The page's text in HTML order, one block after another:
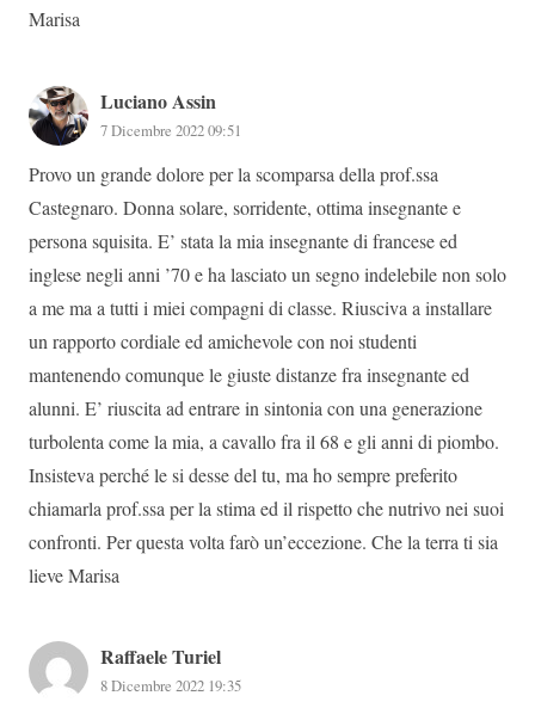
Marisa
Luciano Assin
7 Dicembre 2022 09:51
Provo un grande dolore per la scomparsa della prof.ssa
Castegnaro. Donna solare, sorridente, ottima insegnante e
persona squisita. E’ stata la mia insegnante di francese ed
inglese negli anni ’70 e ha lasciato un segno indelebile non solo
a me ma a tutti i miei compagni di classe. Riusciva a installare
un rapporto cordiale ed amichevole con noi studenti
mantenendo comunque le giuste distanze fra insegnante ed
alunni. E’ riuscita ad entrare in sintonia con una generazione
turbolenta come la mia, a cavallo fra il 68 e gli anni di piombo.
Insisteva perché le si desse del tu, ma ho sempre preferito
chiamarla prof.ssa per la stima ed il rispetto che nutrivo nei suoi
confronti. Per questa volta farò un’eccezione. Che la terra ti sia
lieve Marisa
Raffaele Turiel
8 Dicembre 2022 19:35